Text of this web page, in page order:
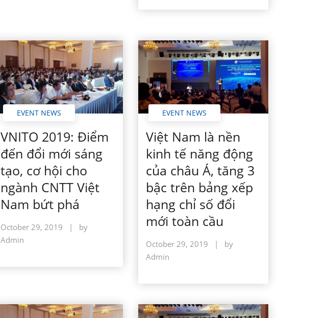
EVENT NEWS
VNITO 2019: Điểm
đến đổi mới sáng
tạo, cơ hội cho
ngành CNTT Việt
Nam bứt phá
October 29, 2019 |
by
Admin
EVENT NEWS
Việt Nam là nền
kinh tế năng động
của châu Á, tăng 3
bậc trên bảng xếp
hạng chỉ số đổi
mới toàn cầu
October 29, 2019 |
by
Admin